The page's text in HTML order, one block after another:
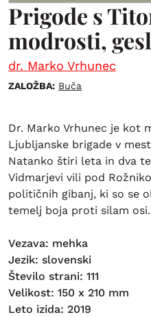
Prigode s
modrosti,
dr. Marko Vrhunec
ZALOŽBA: Buča
Dr. Marko Vrhunec je kot
Ljubljanske brigade v
Natanko štiri leta in dva
Vidmarjevi vili pod
političnih gibanj, ki so se
temelj boja proti silam osi.
Vezava: mehka
Jezik: slovenski
Število strani: 111
Velikost: 150 x 210 mm
Leto izida: 2019